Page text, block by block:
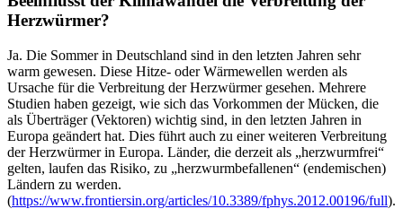
Herzwürmer?
Ja. Die Sommer in Deutschland sind in den letzten Jahren sehr
warm gewesen. Diese Hitze- oder Wärmewellen werden als
Ursache für die Verbreitung der Herzwürmer gesehen. Mehrere
Studien haben gezeigt, wie sich das Vorkommen der Mücken, die
als Überträger (Vektoren) wichtig sind, in den letzten Jahren in
Europa geändert hat. Dies führt auch zu einer weiteren Verbreitung
der Herzwürmer in Europa. Länder, die derzeit als „herzwurmfrei“
gelten, laufen das Risiko, zu „herzwurmbefallenen“ (endemischen)
Ländern zu werden.
(https://www.frontiersin.org/articles/10.3389/fphys.2012.00196/full).